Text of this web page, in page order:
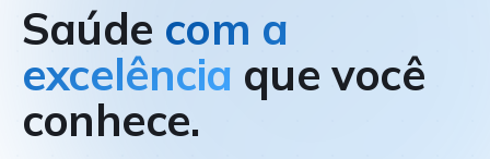
Saúde com a
excelência que você
conhece.